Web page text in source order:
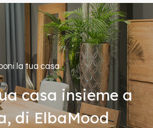
la tua casa
casa insieme a
di ElbaMood